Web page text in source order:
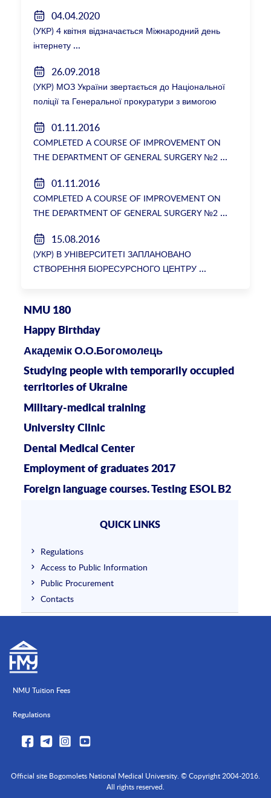
04.04.2020
(УКР) 4 квітня відзначається Міжнародний день
інтернету
26.09.2018
(УКР) МОЗ України звертається до Національної
поліції та Генеральної прокуратури з вимогою
ректорки НМУ Катерини Амосової
01.11.2016
COMPLETED A COURSE OF IMPROVEMENT ON
THE DEPARTMENT OF GENERAL SURGERY №2
01.11.2016
COMPLETED A COURSE OF IMPROVEMENT ON
THE DEPARTMENT OF GENERAL SURGERY №2
15.08.2016
(УКР) В УНІВЕРСИТЕТІ ЗАПЛАНОВАНО
СТВОРЕННЯ БІОРЕСУРСНОГО ЦЕНТРУ
NMU 180
Happy Birthday
Академік О.О.Богомолець
Studying people with temporarily occupied
territories of Ukraine
Military-medical training
University Clinic
Dental Medical Center
Employment of graduates 2017
Foreign language courses. Testing ESOL B2
QUICK LINKS
Regulations
Access to Public Information
Public Procurement
Contacts
NMU Tuition Fees
Regulations
Official site Bogomolets National Medical University. © Copyright 2004-2016.
All rights reserved.